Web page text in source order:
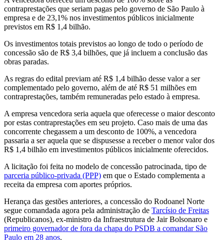
contraprestações que seriam pagas pelo governo de São Paulo à
empresa e de 23,1% nos investimentos públicos inicialmente
previstos em R$ 1,4 bilhão.
Os investimentos totais previstos ao longo de todo o período de
concessão são de R$ 3,4 bilhões, que já incluem a conclusão das
obras paradas.
As regras do edital previam até R$ 1,4 bilhão desse valor a ser
complementado pelo governo, além de até R$ 51 milhões em
contraprestações, também remuneradas pelo estado à empresa.
A empresa vencedora seria aquela que oferecesse o maior desconto
por estas contraprestações em seu projeto. Caso mais de uma das
concorrente chegassem a um desconto de 100%, a vencedora
passaria a ser aquela que se dispusesse a receber o menor valor dos
R$ 1,4 bilhão em investimentos públicos inicialmente oferecidos.
A licitação foi feita no modelo de concessão patrocinada, tipo de
parceria público-privada (PPP) em que o Estado complementa a
receita da empresa com aportes próprios.
Herança das gestões anteriores, a concessão do Rodoanel Norte
segue comandada agora pela administração de Tarcísio de Freitas
(Republicanos), ex-ministro da Infraestrutura de Jair Bolsonaro e
primeiro governador de fora da chapa do PSDB a comandar São
Paulo em 28 anos.